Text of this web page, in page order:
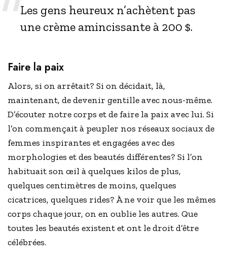
Les gens heureux n’achètent pas
une crème amincissante à 200 $.
Faire la paix
Alors, si on arrêtait? Si on décidait, là,
maintenant, de devenir gentille avec nous-même.
D’écouter notre corps et de faire la paix avec lui. Si
l’on commençait à peupler nos réseaux sociaux de
femmes inspirantes et engagées avec des
morphologies et des beautés différentes? Si l’on
habituait son œil à quelques kilos de plus,
quelques centimètres de moins, quelques
cicatrices, quelques rides? À ne voir que les mêmes
corps chaque jour, on en oublie les autres. Que
toutes les beautés existent et ont le droit d’être
célébrées.